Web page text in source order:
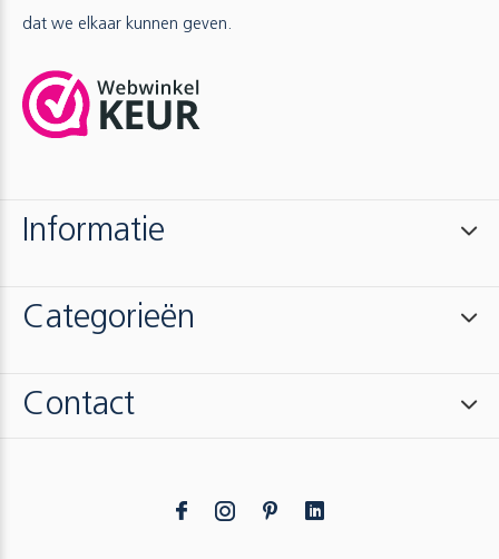
dat we elkaar kunnen geven.
Informatie
Categorieën
Contact